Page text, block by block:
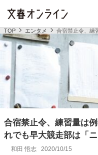
TOP エンタメ 合宿禁止令、練
合宿禁止令、練習量は
れでも早大競走部は「
和田 悟志 2020/10/15